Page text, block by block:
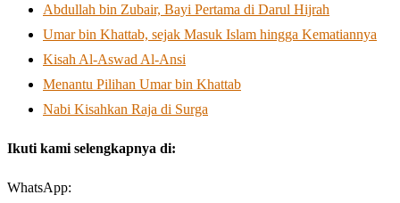
Abdullah bin Zubair, Bayi Pertama di Darul Hijrah
Umar bin Khattab, sejak Masuk Islam hingga Kematiannya
Kisah Al-Aswad Al-Ansi
Menantu Pilihan Umar bin Khattab
Nabi Kisahkan Raja di Surga
Ikuti kami selengkapnya di:
WhatsApp: